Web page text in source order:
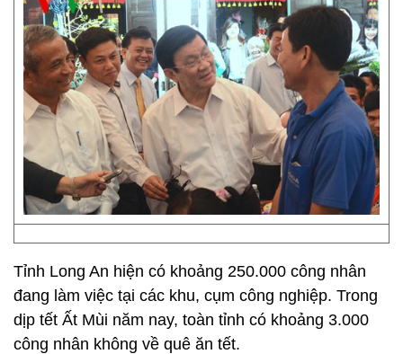
Tỉnh Long An hiện có khoảng 250.000 công nhân
đang làm việc tại các khu, cụm công nghiệp. Trong
dịp tết Ất Mùi năm nay, toàn tỉnh có khoảng 3.000
công nhân không về quê ăn tết.